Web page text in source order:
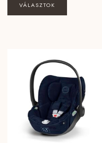
VÁLASZTOK